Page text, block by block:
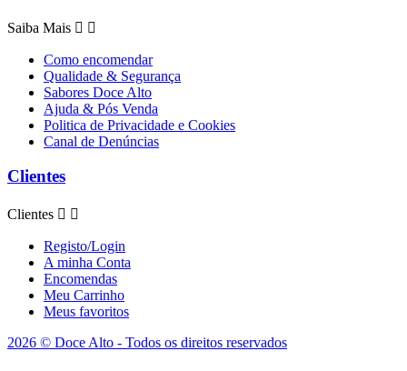
Saiba Mais  
Como encomendar
Qualidade & Segurança
Sabores Doce Alto
Ajuda & Pós Venda
Politica de Privacidade e Cookies
Canal de Denúncias
Clientes
Clientes  
Registo/Login
A minha Conta
Encomendas
Meu Carrinho
Meus favoritos
2026 © Doce Alto - Todos os direitos reservados